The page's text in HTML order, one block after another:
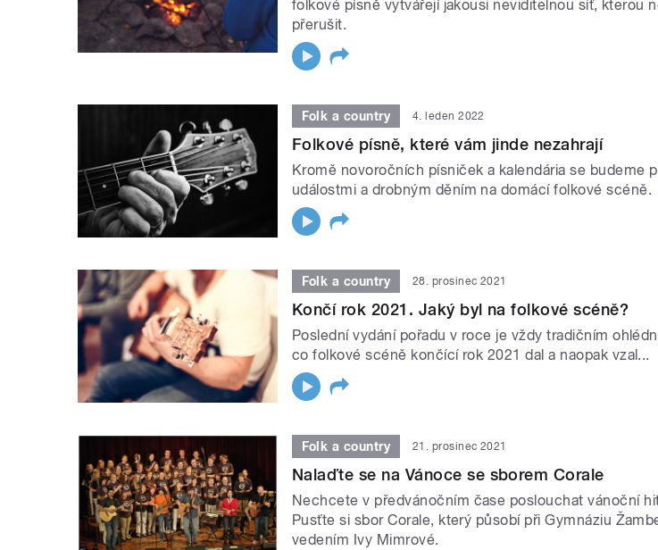
folkové písně vytvářejí jakousi neviditelnou síť, kterou
přerušit.
Folk a country 4. leden 2022
Folkové písně, které vám jinde nezahrají
Kromě novoročních písniček a kalendária se budeme
událostmi a drobným děním na domácí folkové scéně.
Folk a country 28. prosinec 2021
Končí rok 2021. Jaký byl na folkové scéně?
Poslední vydání pořadu v roce je vždy tradičním
co folkové scéně končící rok 2021 dal a naopak vzal...
Folk a country 21. prosinec 2021
Nalaďte se na Vánoce se sborem Corale
Nechcete v předvánočním čase poslouchat vánoční
Pusťte si sbor Corale, který působí při Gymnáziu
vedením Ivy Mimrové.